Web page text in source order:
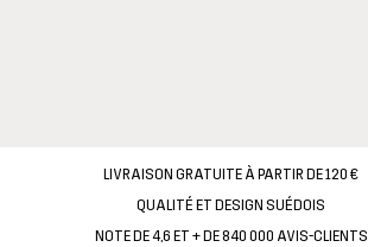
LIVRAISON GRATUITE À PARTIR DE 120 €
QUALITÉ ET DESIGN SUÉDOIS
NOTE DE 4,6 ET + DE 840 000 AVIS-CLIENTS